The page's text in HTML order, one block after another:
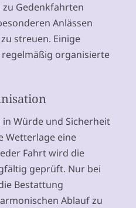
zu Gedenkfahrten
Anlässen
streuen. Einige
organisierte
Würde und Sicherheit
Wetterlage eine
Fahrt wird die
geprüft. Nur bei
Bestattung
Ablauf zu